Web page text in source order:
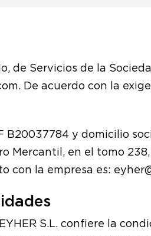
de Servicios de la
De acuerdo con la
B20037784 y domicilio
Mercantil, en el tomo
con la empresa es:
S.L. confiere la